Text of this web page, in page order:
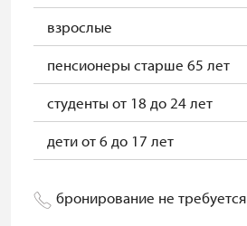
взрослые
пенсионеры старше 65 лет
студенты от 18 до 24 лет
дети от 6 до 17 лет
бронирование не требуется